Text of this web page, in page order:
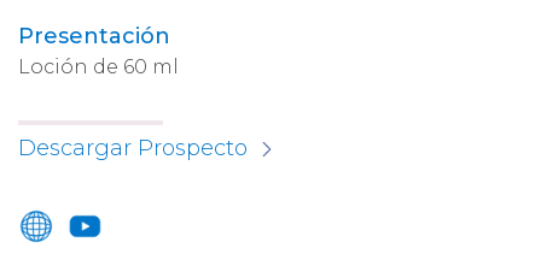
Presentación
Loción de 60 ml
Descargar Prospecto